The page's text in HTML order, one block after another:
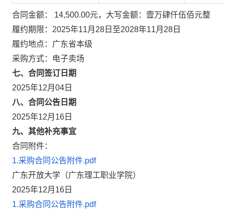
合同金额： 14,500.00元，大写金额：壹万肆仟伍佰元整
履约期限：2025年11月28日至2028年11月28日
履约地点：广东省本级
采购方式：电子卖场
七、合同签订日期
2025年12月04日
八、合同公告日期
2025年12月16日
九、其他补充事宜
合同附件：
1.采购合同公告附件.pdf
广东开放大学（广东理工职业学院）
2025年12月16日
1.采购合同公告附件.pdf